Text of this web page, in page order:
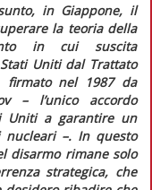
in Giappone, il
la teoria della
in cui suscita
Uniti dal Trattato
firmato nel 1987 da
– l’unico accordo
Uniti a garantire un
–. In questo
disarmo rimane solo
strategica, che